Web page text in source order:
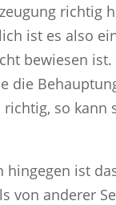
richtig
ist es also
bewiesen ist.
die
richtig, so kann
hingegen ist
von anderer